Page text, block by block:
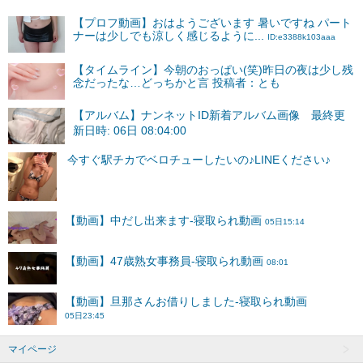
【プロフ動画】おはようございます 暑いですね パート
ナーは少しでも涼しく感じるように...
ID:e3388k103aaa
【タイムライン】今朝のおっぱい(笑)昨日の夜は少し残
念だったな…どっちかと言 投稿者：とも
【アルバム】ナンネットID新着アルバム画像 最終更
新日時: 06日 08:04:00
マイページ